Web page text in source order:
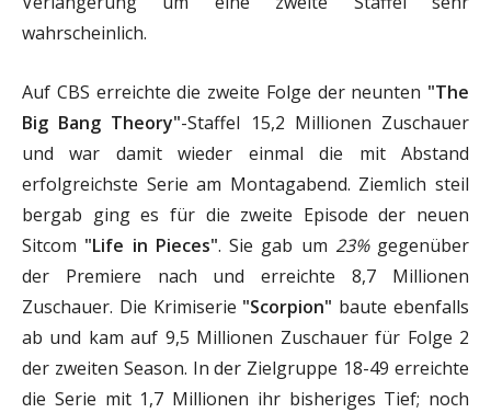
wahrscheinlich.
Auf CBS erreichte die zweite Folge der neunten "The
Big Bang Theory"-Staffel 15,2 Millionen Zuschauer
und war damit wieder einmal die mit Abstand
erfolgreichste Serie am Montagabend. Ziemlich steil
bergab ging es für die zweite Episode der neuen
Sitcom "Life in Pieces". Sie gab um 23%gegenüber
der Premiere nach und erreichte 8,7 Millionen
Zuschauer. Die Krimiserie "Scorpion" baute ebenfalls
ab und kam auf 9,5 Millionen Zuschauer für Folge 2
der zweiten Season. In der Zielgruppe 18-49 erreichte
die Serie mit 1,7 Millionen ihr bisheriges Tief; noch